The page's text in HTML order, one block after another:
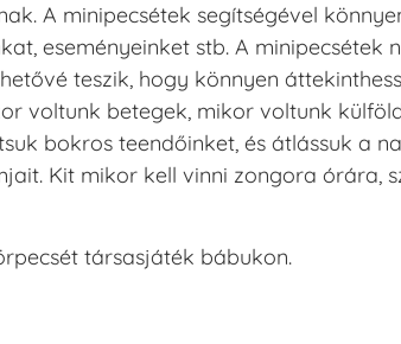
A minipecsétek segítségével
eseményeinket stb. A minipecsétek
teszik, hogy könnyen
voltunk betegek, mikor voltunk
bokros teendőinket, és átlássuk a
Kit mikor kell vinni zongora órára,
társasjáték bábukon.